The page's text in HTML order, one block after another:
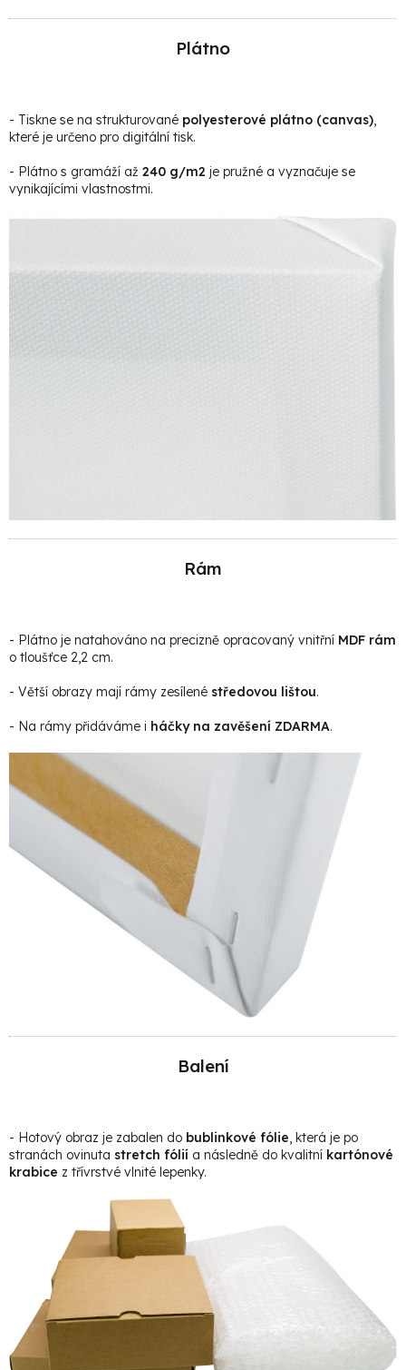
Plátno
- Tiskne se na strukturované polyesterové plátno (canvas)
které je určeno pro digitální tisk.
- Plátno s gramáží až 240 g/m2 je pružné a vyznačuje se
vynikajícími vlastnostmi.
Rám
- Plátno je natahováno na precizně opracovaný vnitřní MDF rám
o tloušťce 2,2 cm.
- Větší obrazy mají rámy zesílené středovou lištou.
- Na rámy přidáváme i háčky na zavěšení ZDARMA.
Balení
- Hotový obraz je zabalen do bublinkové fólie , která je po
stranách ovinuta stretch fólií a následně do kvalitní kartónové
krabice z třívrstvé vlnité lepenky.